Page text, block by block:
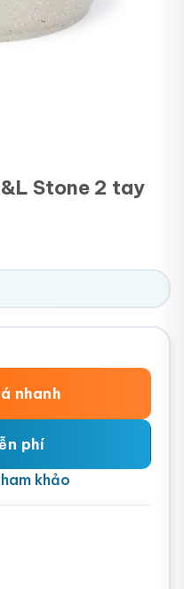
Stone 2 tay
nhanh
phí
khảo